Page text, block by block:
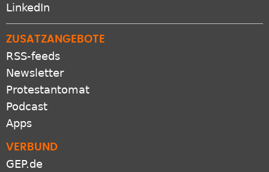
LinkedIn
ZUSATZANGEBOTE
RSS-feeds
Newsletter
Protestantomat
Podcast
Apps
VERBUND
GEP.de